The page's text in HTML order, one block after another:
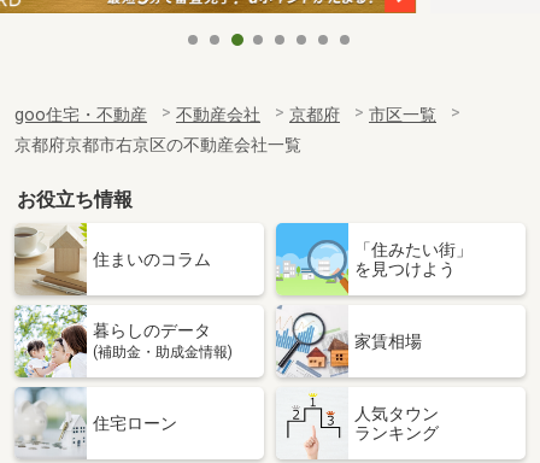
goo住宅・不動産 不動産会社 京都府
市区一覧
京都府京都市右京区の不動産会社一覧
お役立ち情報
住まいのコラム
「住みたい街」
を見つけよう
暮らしのデータ
(補助金・助成金情報)
家賃相場
住宅ローン
人気タウン
ランキング